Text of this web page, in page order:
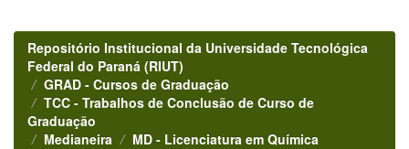
Repositório Institucional da Universidade Tecnológica
Federal do Paraná (RIUT)
GRAD - Cursos de Graduação
TCC - Trabalhos de Conclusão de Curso de
Graduação
Medianeira
MD - Licenciatura em Química